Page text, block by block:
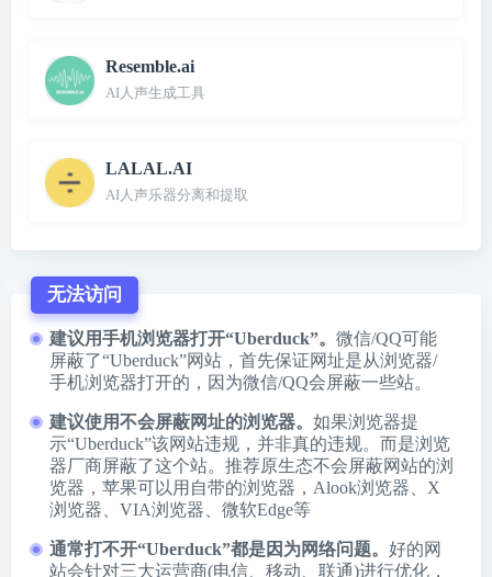
Resemble.ai
AI人声生成工具
LALAL.AI
AI人声乐器分离和提取
无法访问
建议用手机浏览器打开“Uberduck”。 微信/QQ可能
屏蔽了“Uberduck”网站，首先保证网址是从浏览器/
手机浏览器打开的，因为微信/QQ会屏蔽一些站。
建议使用不会屏蔽网址的浏览器。 如果浏览器提
示“Uberduck”该网站违规，并非真的违规。而是浏览
器厂商屏蔽了这个站。推荐原生态不会屏蔽网站的浏
览器，苹果可以用自带的浏览器， Alook浏览器
X
浏览器
VIA浏览器 微软Edge等
通常打不开“Uberduck”都是因为网络问题。 好的网
站会针对三大运营商(电信、移动、联通)进行优化，